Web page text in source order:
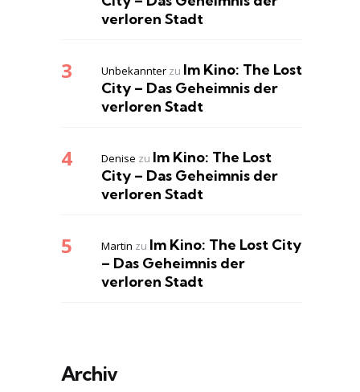
verloren Stadt
Unbekannter zu Im Kino: The Lost
City – Das Geheimnis der
verloren Stadt
Denise zu Im Kino: The Lost
City – Das Geheimnis der
verloren Stadt
Martin zu Im Kino: The Lost City
– Das Geheimnis der
verloren Stadt
Archiv